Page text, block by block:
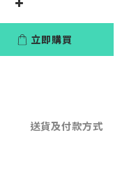
立即購買
送貨及付款方式